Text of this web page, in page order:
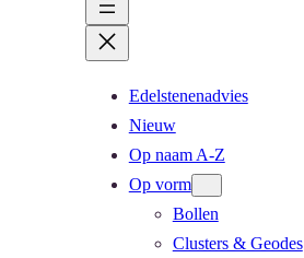
Edelstenenadvies
Nieuw
Op naam A-Z
Op vorm
Bollen
Clusters & Geodes